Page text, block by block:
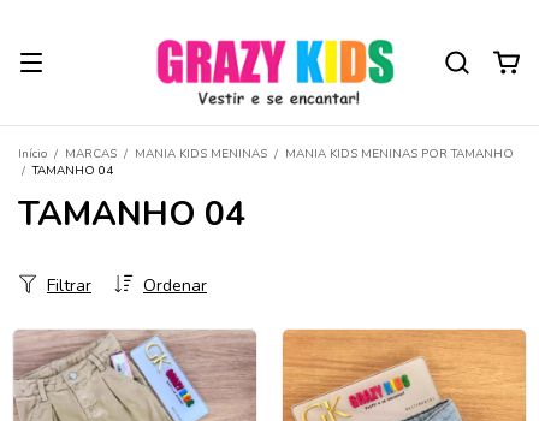
Início / MARCAS / MANIA KIDS MENINAS / MANIA KIDS MENINAS POR TAMANHO
/ TAMANHO 04
TAMANHO 04
Ordenar
Filtrar